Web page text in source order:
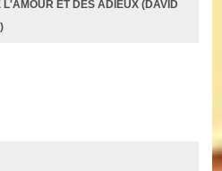
ET DES ADIEUX (DAVID